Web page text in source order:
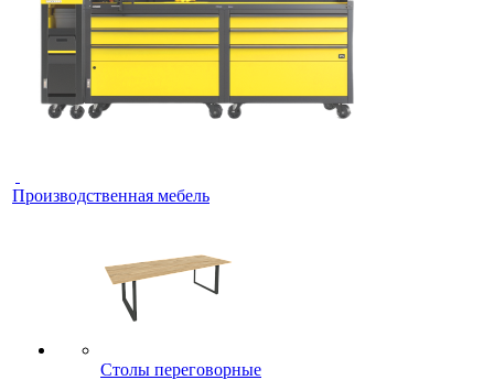
Производственная мебель
Столы переговорные